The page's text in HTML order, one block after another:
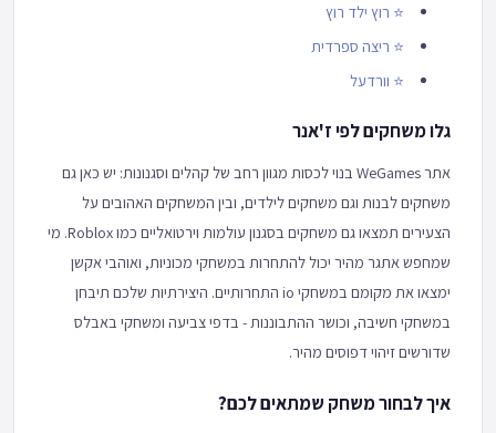
⭐ רוץ ילד רוץ
⭐ ריצה ספרדית
⭐ וורדעל
גלו משחקים לפי ז'אנר
אתר WeGames בנוי לכסות מגוון רחב של קהלים וסגנונות: יש כאן גם
משחקים לבנות וגם משחקים לילדים, ובין המשחקים האהובים על
הצעירים תמצאו גם משחקים בסגנון עולמות וירטואליים כמו Roblox. מי
שמחפש אתגר מהיר יכול להתחרות במשחקי מכוניות, ואוהבי אקשן
ימצאו את מקומם במשחקי io התחרותיים. היצירתיות שלכם תיבחן
במשחקי חשיבה, וכושר ההתבוננות - בדפי צביעה ומשחקי באבלס
שדורשים זיהוי דפוסים מהיר.
איך לבחור משחק שמתאים לכם?